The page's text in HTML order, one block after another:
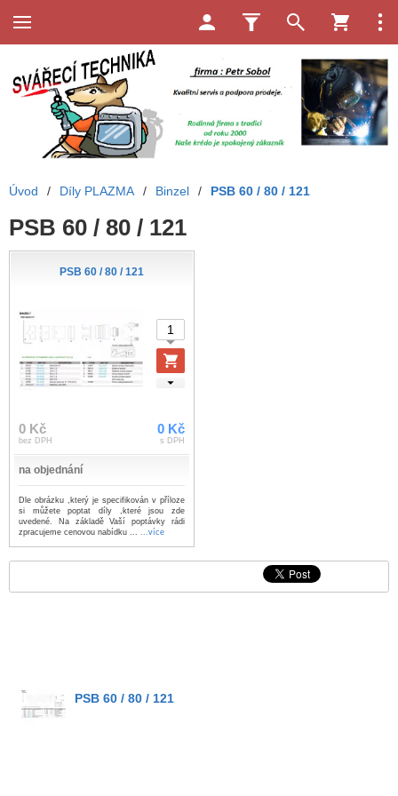
PSB 60 / 80 / 121
Úvod / Díly PLAZMA / Binzel / PSB 60 / 80 / 121
PSB 60 / 80 / 121
PSB 60 / 80 / 121
0 Kč
bez DPH
0 Kč
s DPH
na objednání
Dle obrázku ,který je specifikován v příloze
si můžete poptat díly ,které jsou zde
uvedené. Na základě Vaší poptávky rádi
zpracujeme cenovou nabídku ...
...více